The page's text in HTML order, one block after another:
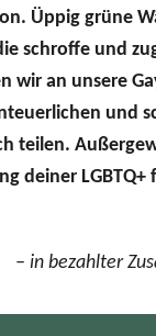
Üppig grüne
schroffe und
wir an unsere
und
teilen.
deiner LGBTQ+
– in bezahlter